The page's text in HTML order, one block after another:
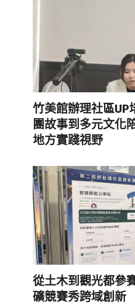
竹美館辦理社區
團故事到多元文化
地方實踐視野
從土木到觀光都參
礦競賽秀跨域創新